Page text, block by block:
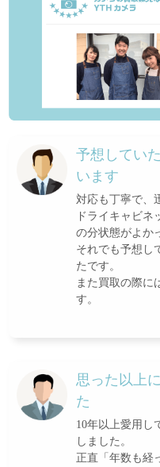
予想してい
います
対応も丁寧で、
ドライキャビ
の分状態がよか
それでも予想し
たです。
また買取の際に
す。
思った以上
た
10年以上愛用し
しました。
正直「年数も経